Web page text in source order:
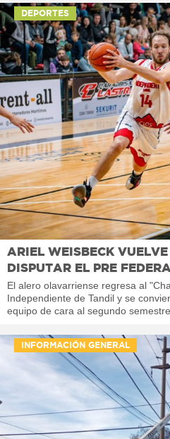
DEPORTES
ARIEL WEISBECK
DISPUTAR EL PRE
El alero olavarriense regresa al
Independiente de Tandil y se
equipo de cara al segundo
INFORMACIÓN GENERAL